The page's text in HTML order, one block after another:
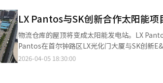
性，传统大股东为中心的董事会运营可能受到
存’。”※ 本报道经人工智能（AI）系统翻译与
划建立从SC龙仁中心向新港生态中心供电的
纽的尝试。超越单个设施的自发电，企业内部
统和基于机器人物流处理设备的持续运行，以
低温物流中心为保持温度而24小时运行的冷却
上照明和信息技术（IT）物流管理系统，进一
LX Pantos与SK创新合作太阳能
物流仓库的屋顶将变成太阳能发电站。LX
Pantos在首尔钟路区LX光化门大厦与SK创新
Pantos提供物流中心用地和设施，SK创新E&S
2026-04-05 18:30:00